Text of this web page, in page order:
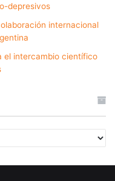
depresivos
internacional
el intercambio científico